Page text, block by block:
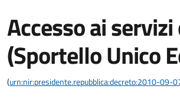
Accesso ai servizi
(Sportello Unico
(urn:nir:presidente.repubblica:decreto:2010-09-